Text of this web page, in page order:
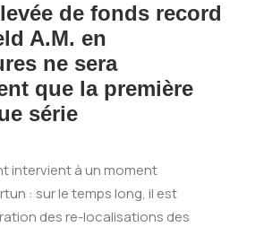
de fonds record
A.M. en
ne sera
que la première
série
intervient à un moment
: sur le temps long, il est
des re-localisations des